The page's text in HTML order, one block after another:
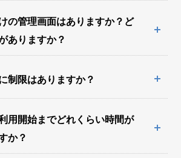
の管理画面はありますか？ど
ありますか？
制限はありますか？
用開始までどれくらい時間が
か？